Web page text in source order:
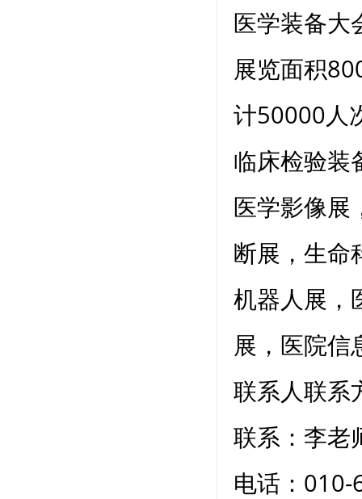
医学装备大
展览面积
计50000人
临床检验装
医学影像展
断展，生命
机器人展，
展，医院信
联系人联系
联系：李老
电话：